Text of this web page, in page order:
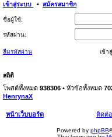
เข้าสู่ระบบ • สมัครสมาชิก
ชื่อผู้ใช้:
รหัสผ่าน:
ลืมรหัสผ่าน เข้า
สถิติ
โพสต์ทั้งหมด 938306 • หัวข้อทั้งหมด
HenrynaX
หน้าเว็บบอร์ด ติดต่
Powered by phpBB